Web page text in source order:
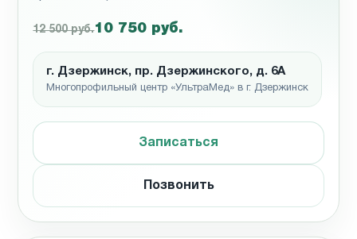
12 500 руб.10 750 руб.
г. Дзержинск, пр. Дзержинского, д. 6А
Многопрофильный центр «УльтраМед» в г. Дзержинск
Записаться
Позвонить